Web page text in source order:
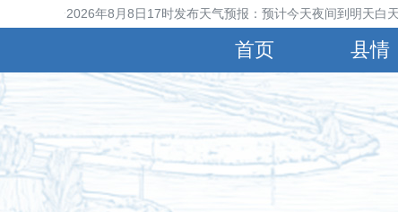
县气象台2026年8月8日17时发布天气预报：预计今天夜间到明天
首页 县情